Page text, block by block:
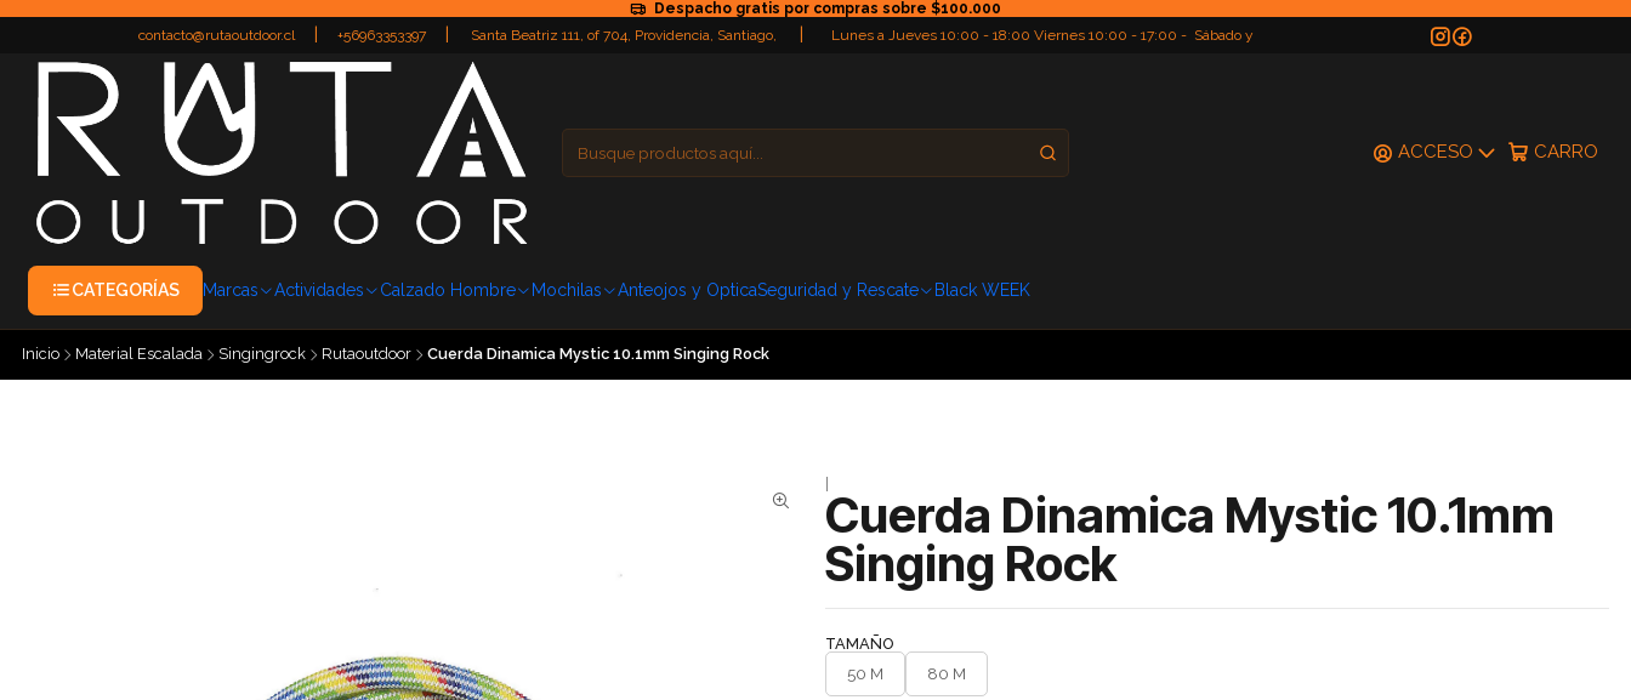
Despacho gratis por compras sobre $100.000
contacto@rutaoutdoor.cl
+56963353397
Santa Beatriz 111, of 704, Providencia, Santiago,
Lunes a Jueves 10:00 - 18:00 Viernes 10:00 - 17:00 - Sábado y
ACCESO CARRO
CATEGORÍAS Marcas Actividades Calzado Hombre Mochilas Anteojos y OpticaSeguridad y Rescate Black WEEK
Inicio Material Escalada Singingrock Rutaoutdoor Cuerda Dinamica Mystic 10.1mm Singing Rock
|
Cuerda Dinamica Mystic 10.1mm
Singing Rock
TAMAÑO
50 M 80 M